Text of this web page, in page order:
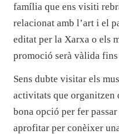
família que ens visiti
relacionat amb l’art i el
editat per la Xarxa o els
promoció serà vàlida
Sens dubte visitar els
activitats que organitzen
bona opció per fer
aprofitar per conèixer